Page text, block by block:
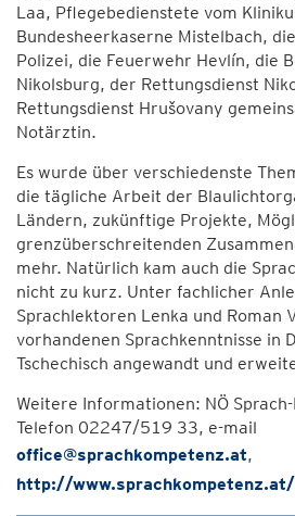
Laa, Pflegebedienstete vom
Bundesheerkaserne Mistelbach,
Polizei, die Feuerwehr Hevlín, die
Nikolsburg, der Rettungsdienst
Rettungsdienst Hrušovany
Notärztin.
Es wurde über verschiedenste
die tägliche Arbeit der
Ländern, zukünftige Projekte,
grenzüberschreitenden
mehr. Natürlich kam auch die
nicht zu kurz. Unter fachlicher
Sprachlektoren Lenka und Roman
vorhandenen Sprachkenntnisse in
Tschechisch angewandt und
Weitere Informationen: NÖ
Telefon 02247/519 33, e-mail
office@sprachkompetenz.at,
http://www.sprachkompetenz.at/